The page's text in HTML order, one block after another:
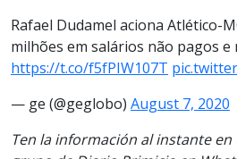
Rafael Dudamel aciona Atlético-
milhões em salários não pagos e
https://t.co/f5fPIW107T
— ge (@geglobo) August 7, 2020
Ten la información al instante